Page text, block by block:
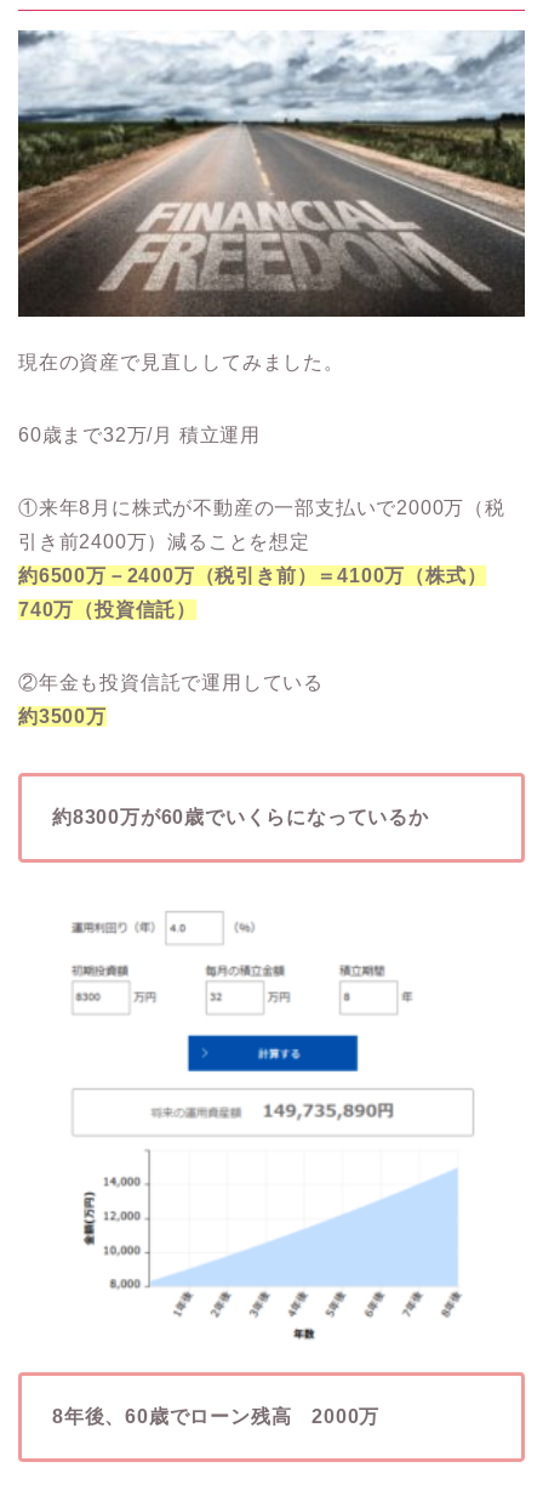
現在の資産で見直ししてみました。
60歳まで32万/月 積立運用
①来年8月に株式が不動産の一部支払いで2000万（税
引き前2400万）減ることを想定
約6500万－2400万（税引き前）＝4100万（株式）
740万（投資信託）
②年金も投資信託で運用している
約3500万
約8300万が60歳でいくらになっているか
8年後、60歳でローン残高 2000万